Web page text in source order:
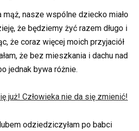
mąż, nasze wspólne dziecko miało
że będziemy żyć razem długo i
że coraz więcej moich przyjaciół
że bez mieszkania i dachu nad
jednak bywa różnie.
już! Człowieka nie da się zmienić!
odziedziczyłam po babci